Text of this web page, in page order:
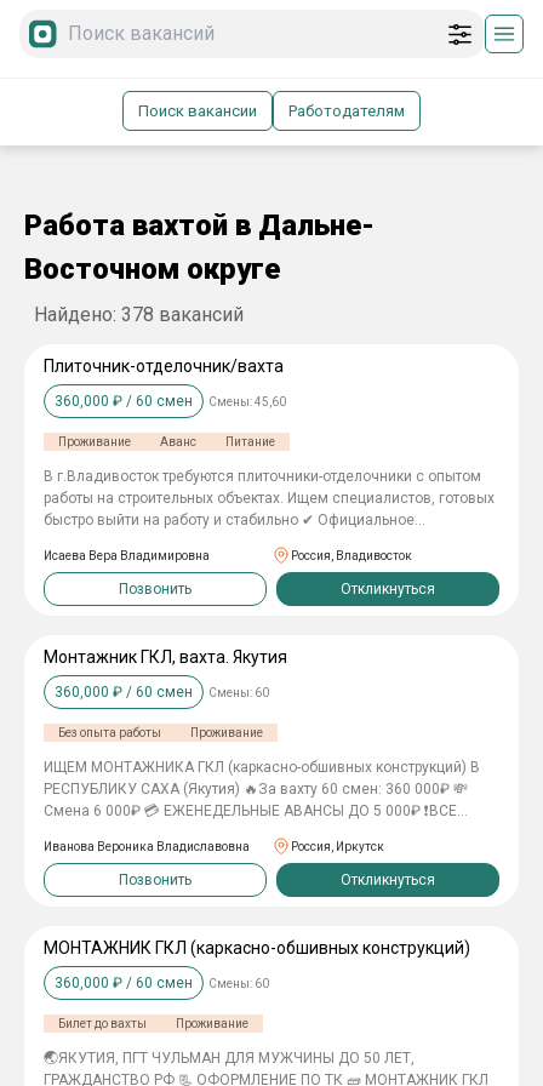
Поиск вакансии Работодателям
Работа вахтой в Дальне-
Восточном округе
Найдено: 378 вакансий
Плиточник-отделочник/вахта
360,000 ₽ / 60 смен Смены:45,60
Проживание Аванс Питание
В г.Владивосток требуются плиточники-отделочники с опытом
работы на строительных объектах. Ищем специалистов, готовых
быстро выйти на работу и стабильно ✔ Официальное
✔ Бесплатное проживание ✔ Питание полностью за счёт
компании ✔ Спецодежда предоставляется бесплатно ✔
Полный соцпакет ✔ Покупаем билеты с первой вахты туда и
60/30 🔥 БИЛЕТЫ, ЖИЛЬЁ И ПИТАНИЕ — ЗА СЧЁТ КОМПАНИИ 🔥
СТАБИЛЬНАЯ РАБОТА НА КРУПНОМ СТРОИТЕЛЬНОМ ОБЪЕКТ
Исаева Вера Владимировна Россия, Владивосток
Позвонить Откликнуться
Монтажник ГКЛ, вахта. Якутия
360,000 ₽ / 60 смен Смены: 60
Без опыта работы Проживание
ИЩЕМ МОНТАЖНИКА ГКЛ (каркасно-обшивных конструкций) В
РЕСПУБЛИКУ САХА (Якутия) 🔥За вахту 60 смен: 360 000₽ 💸
Смена 6 000₽ 💳 ЕЖЕНЕДЕЛЬНЫЕ АВАНСЫ ДО 5 000₽ ❗️ВСЕ
вахтой 60 смен - Бесплатное ТРЕХРАЗОВОЕ горячее питание,
большие порции - Полный комплект спецодежды бесплатно -
Только дневные смены - Предоставляем комфортабельно
трудоустройство - Покупка билета (до 26 000₽) ❗️ТРЕБОВАНИЯ❗️ -
Опыт работы монтажником гипсокартона, каркасно-обшивных
конструкций - Не судимые, есть служба безопасности -
возрастное ограничение 🪄ЗАИНТЕРЕСОВАЛА ВАКАНСИЯ?
Оставь отклик и мы свяжемся с вами в ближайшее время!
Иванова Вероника Владиславовна Россия, Иркутск
Позвонить Откликнуться
МОНТАЖНИК ГКЛ (каркасно-обшивных конструкций)
360,000 ₽ / 60 смен Смены: 60
Билет до вахты Проживание
🌏ЯКУТИЯ, ПГТ ЧУЛЬМАН ДЛЯ МУЖЧИНЫ ДО 50 ЛЕТ,
ГРАЖДАНСТВО РФ 📃 ОФОРМЛЕНИЕ ПО ТК 🧱 МОНТАЖНИК ГКЛ